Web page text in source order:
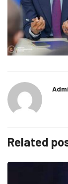
Related